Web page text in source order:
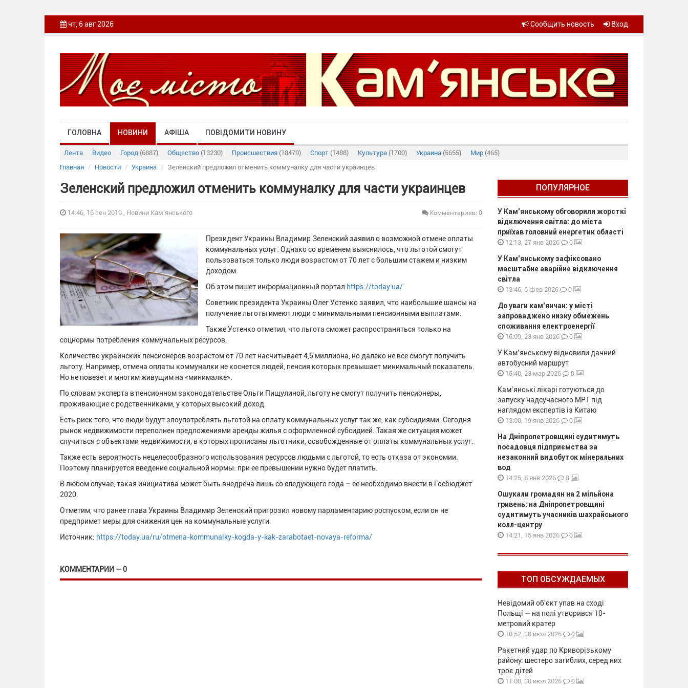
чт, 6 авг 2026 Сообщить новость Вход
ГОЛОВНА НОВИНИ АФІША ПОВІДОМИТИ НОВИНУ
Лента Видео Город (6887) Общество (13230) Происшествия (18479) Спорт (1488) Культура (1700) Украина (5655) Мир (465)
Главная
Новости Украина Зеленский предложил отменить коммуналку для части украинцев
Зеленский предложил отменить коммуналку для части украинцев
14:46, 16 сен 2019 , Новини Кам'янського Комментариев: 0
Президент Украины Владимир Зеленский заявил о возможной отмене оплаты
коммунальных услуг. Однако со временем выяснилось, что льготой смогут
пользоваться только люди возрастом от 70 лет с большим стажем и низким
доходом.
Об этом пишет информационный портал https://today.ua/
Советник президента Украины Олег Устенко заявил, что наибольшие шансы на
получение льготы имеют люди с минимальными пенсионными выплатами.
Также Устенко отметил, что льгота сможет распространяться только на
соцнормы потребления коммунальных ресурсов.
Количество украинских пенсионеров возрастом от 70 лет насчитывает 4,5 миллиона, но далеко не все смогут получить
льготу. Например, отмена оплаты коммуналки не коснется людей, пенсия которых превышает минимальный показатель.
Но не повезет и многим живущим на «минималке».
По словам эксперта в пенсионном законодательстве Ольги Пищулиной, льготу не смогут получить пенсионеры,
проживающие с родственниками, у которых высокий доход.
Есть риск того, что люди будут злоупотреблять льготой на оплату коммунальных услуг так же, как субсидиями. Сегодня
рынок недвижимости переполнен предложениями аренды жилья с оформленной субсидией. Такая же ситуация может
случиться с объектами недвижимости, в которых прописаны льготники, освобожденные от оплаты коммунальных услуг.
Также есть вероятность нецелесообразного использования ресурсов людьми с льготой, то есть отказа от экономии.
Поэтому планируется введение социальной нормы: при ее превышении нужно будет платить.
В любом случае, такая инициатива может быть внедрена лишь со следующего года – ее необходимо внести в Госбюджет
2020.
Отметим, что ранее глава Украины Владимир Зеленский пригрозил новому парламентарию роспуском, если он не
предпримет меры для снижения цен на коммунальные услуги.
Источник: https://today.ua/ru/otmena-kommunalky-kogda-y-kak-zarabotaet-novaya-reforma/
КОММЕНТАРИИ — 0
ПОПУЛЯРНОЕ
У Кам’янському обговорили жорсткі
відключення світла: до міста
приїхав головний енергетик області
12:13, 27 янв 2026 0
У Кам’янському зафіксовано
масштабне аварійне відключення
світла
13:46, 6 фев 2026 0
До уваги кам’янчан: у місті
запроваджено низку обмежень
споживання електроенергії
16:09, 23 янв 2026 0
У Кам’янському відновили дачний
автобусний маршрут
15:40, 23 мар 2026 0
Кам’янські лікарі готуються до
запуску надсучасного МРТ під
наглядом експертів із Китаю
13:00, 19 янв 2026 0
На Дніпропетровщині судитимуть
посадовця підприємства за
незаконний видобуток мінеральних
вод
14:25, 8 янв 2026 0
Ошукали громадян на 2 мільйона
гривень: на Дніпропетровщині
судитимуть учасників шахрайського
колл-центру
14:21, 15 янв 2026 0
ТОП ОБСУЖДАЕМЫХ
Невідомий об'єкт упав на сході
Польщі — на полі утворився 10-
метровий кратер
10:52, 30 июл 2026 0
Ракетний удар по Криворізькому
району: шестеро загиблих, серед них
троє дітей
11:00, 30 июл 2026 0